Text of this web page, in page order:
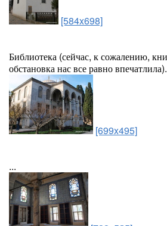
[584x698]
Библиотека (сейчас, к сожалению,
обстановка нас все равно впечатлила).
[699x495]
...